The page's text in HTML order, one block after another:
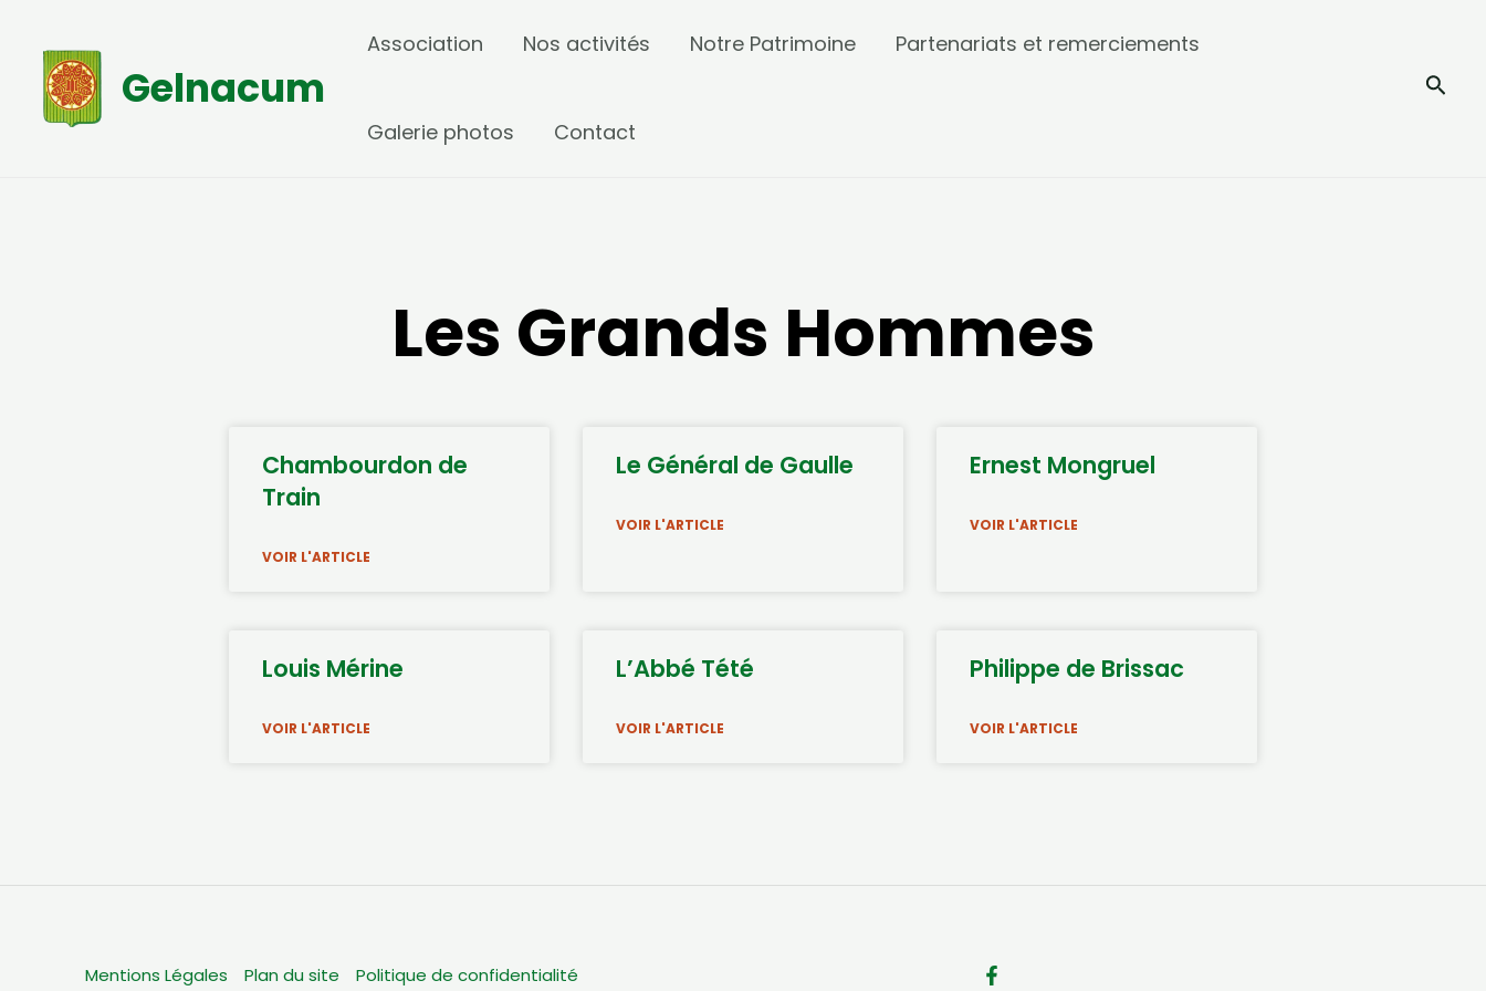
contenu
Gelnacum
Association Nos activités Notre Patrimoine Partenariats et remerciements
Galerie photos Contact
Les Grands Hommes
Chambourdon de
Train
VOIR L'ARTICLE
Le Général de Gaulle
VOIR L'ARTICLE
Ernest Mongruel
VOIR L'ARTICLE
Louis Mérine
VOIR L'ARTICLE
L’Abbé Tété
VOIR L'ARTICLE
Philippe de Brissac
VOIR L'ARTICLE
Mentions Légales Plan du site Politique de confidentialité